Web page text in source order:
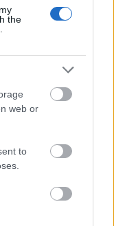
the
web or
to
με αεροπλάνο να
προσφέρει αυτό...